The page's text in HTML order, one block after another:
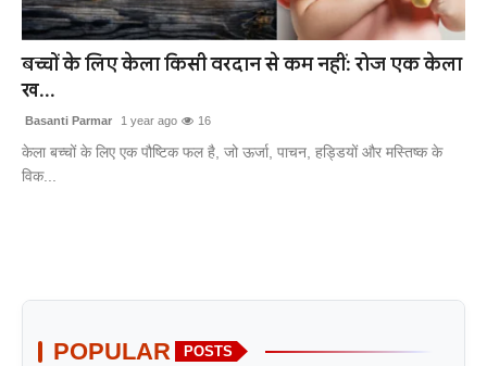
खेल
लाइफस्टाइल
अंतर्राष्ट्रीय
बच्चों के लिए केला किसी वरदान से कम नहीं: रोज एक केला
ख...
Basanti Parmar 1 year ago 16
केला बच्चों के लिए एक पौष्टिक फल है, जो ऊर्जा, पाचन, हड्डियों और मस्तिष्क के
विक...
POPULAR POSTS